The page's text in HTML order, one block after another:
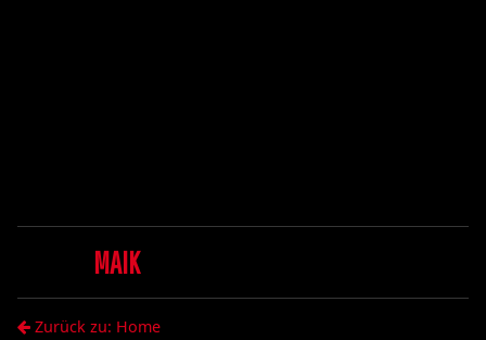
MAIK
Zurück zu: Home